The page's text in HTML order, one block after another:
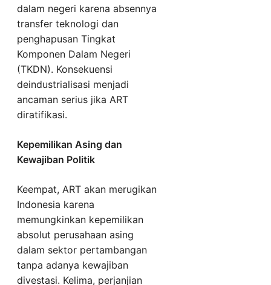
dalam negeri karena absennya
transfer teknologi dan
penghapusan Tingkat
Komponen Dalam Negeri
(TKDN). Konsekuensi
deindustrialisasi menjadi
ancaman serius jika ART
diratifikasi.
Kepemilikan Asing dan
Kewajiban Politik
Keempat, ART akan merugikan
Indonesia karena
memungkinkan kepemilikan
absolut perusahaan asing
dalam sektor pertambangan
tanpa adanya kewajiban
divestasi. Kelima, perjanjian